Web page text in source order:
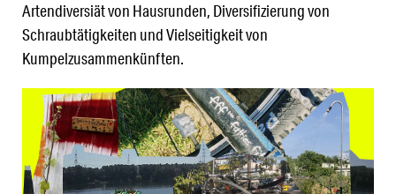
Artendiversiät von Hausrunden, Diversifizierung von
Schraubtätigkeiten und Vielseitigkeit von
Kumpelzusammenkünften.